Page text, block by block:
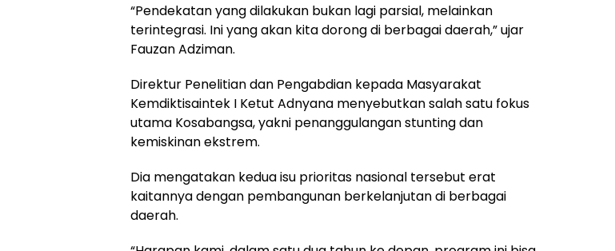
“Pendekatan yang dilakukan bukan lagi parsial, melainkan
terintegrasi. Ini yang akan kita dorong di berbagai daerah,” ujar
Fauzan Adziman.
Direktur Penelitian dan Pengabdian kepada Masyarakat
Kemdiktisaintek I Ketut Adnyana menyebutkan salah satu fokus
utama Kosabangsa, yakni penanggulangan stunting dan
kemiskinan ekstrem.
Dia mengatakan kedua isu prioritas nasional tersebut erat
kaitannya dengan pembangunan berkelanjutan di berbagai
daerah.